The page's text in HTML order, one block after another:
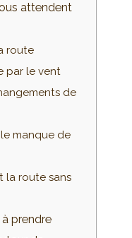
attendent
route
par le vent
de
manque de
la route sans
prendre